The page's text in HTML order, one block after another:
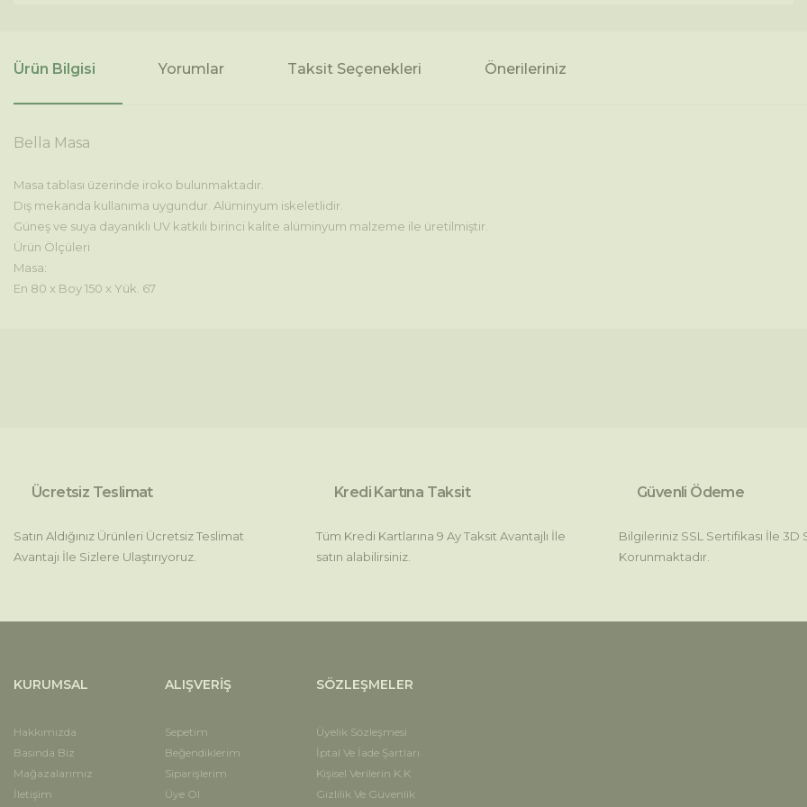
Ürün Bilgisi Yorumlar Taksit Seçenekleri Önerileriniz
Bella Masa
Masa tablası üzerinde iroko bulunmaktadır.
Dış mekanda kullanıma uygundur. Alüminyum iskeletlidir.
Güneş ve suya dayanıklı UV katkılı birinci kalite alüminyum malzeme ile üretilmiştir.
Ürün Ölçüleri
Masa:
En 80 x Boy 150 x Yük. 67
Bu ürüne benzer farklı alternatifler olmalı.
Gönder
Ücretsiz Teslimat
Satın Aldığınız Ürünleri Ücretsiz Teslimat
Avantajı İle Sizlere Ulaştırıyoruz.
Kredi Kartına Taksit
Tüm Kredi Kartlarına 9 Ay Taksit Avantajlı İle
satın alabilirsiniz.
Güvenli Ödeme
Bilgileriniz SSL Sertifikası İle 3D
Korunmaktadır.
KURUMSAL
Hakkımızda
Basında Biz
Mağazalarımız
İletişim
ALIŞVERİŞ
Sepetim
Beğendiklerim
Siparişlerim
Üye Ol
SÖZLEŞMELER
Üyelik Sözleşmesi
İptal Ve İade Şartları
Kişisel Verilerin K.K
Gizlilik Ve Güvenlik